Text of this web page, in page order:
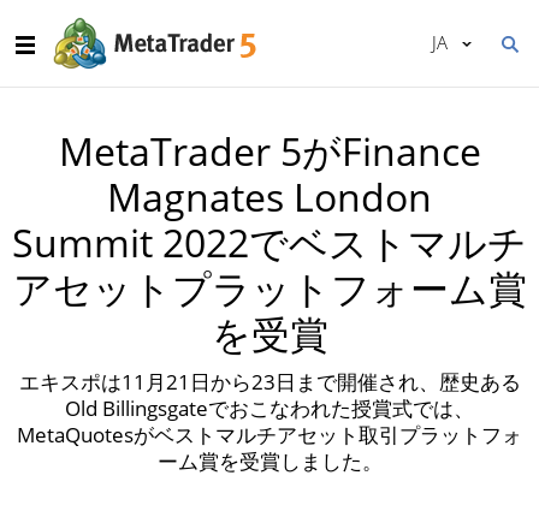
JA
MetaTrader 5がFinance
Magnates London
Summit 2022でベストマルチ
アセットプラットフォーム賞
を受賞
エキスポは11月21日から23日まで開催され、歴史ある
Old Billingsgateでおこなわれた授賞式では、
MetaQuotesがベストマルチアセット取引プラットフォ
ーム賞を受賞しました。